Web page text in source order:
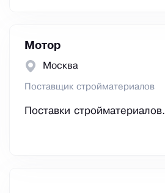
Мотор
Москва
Поставщик стройматериалов
Поставки стройматериалов.